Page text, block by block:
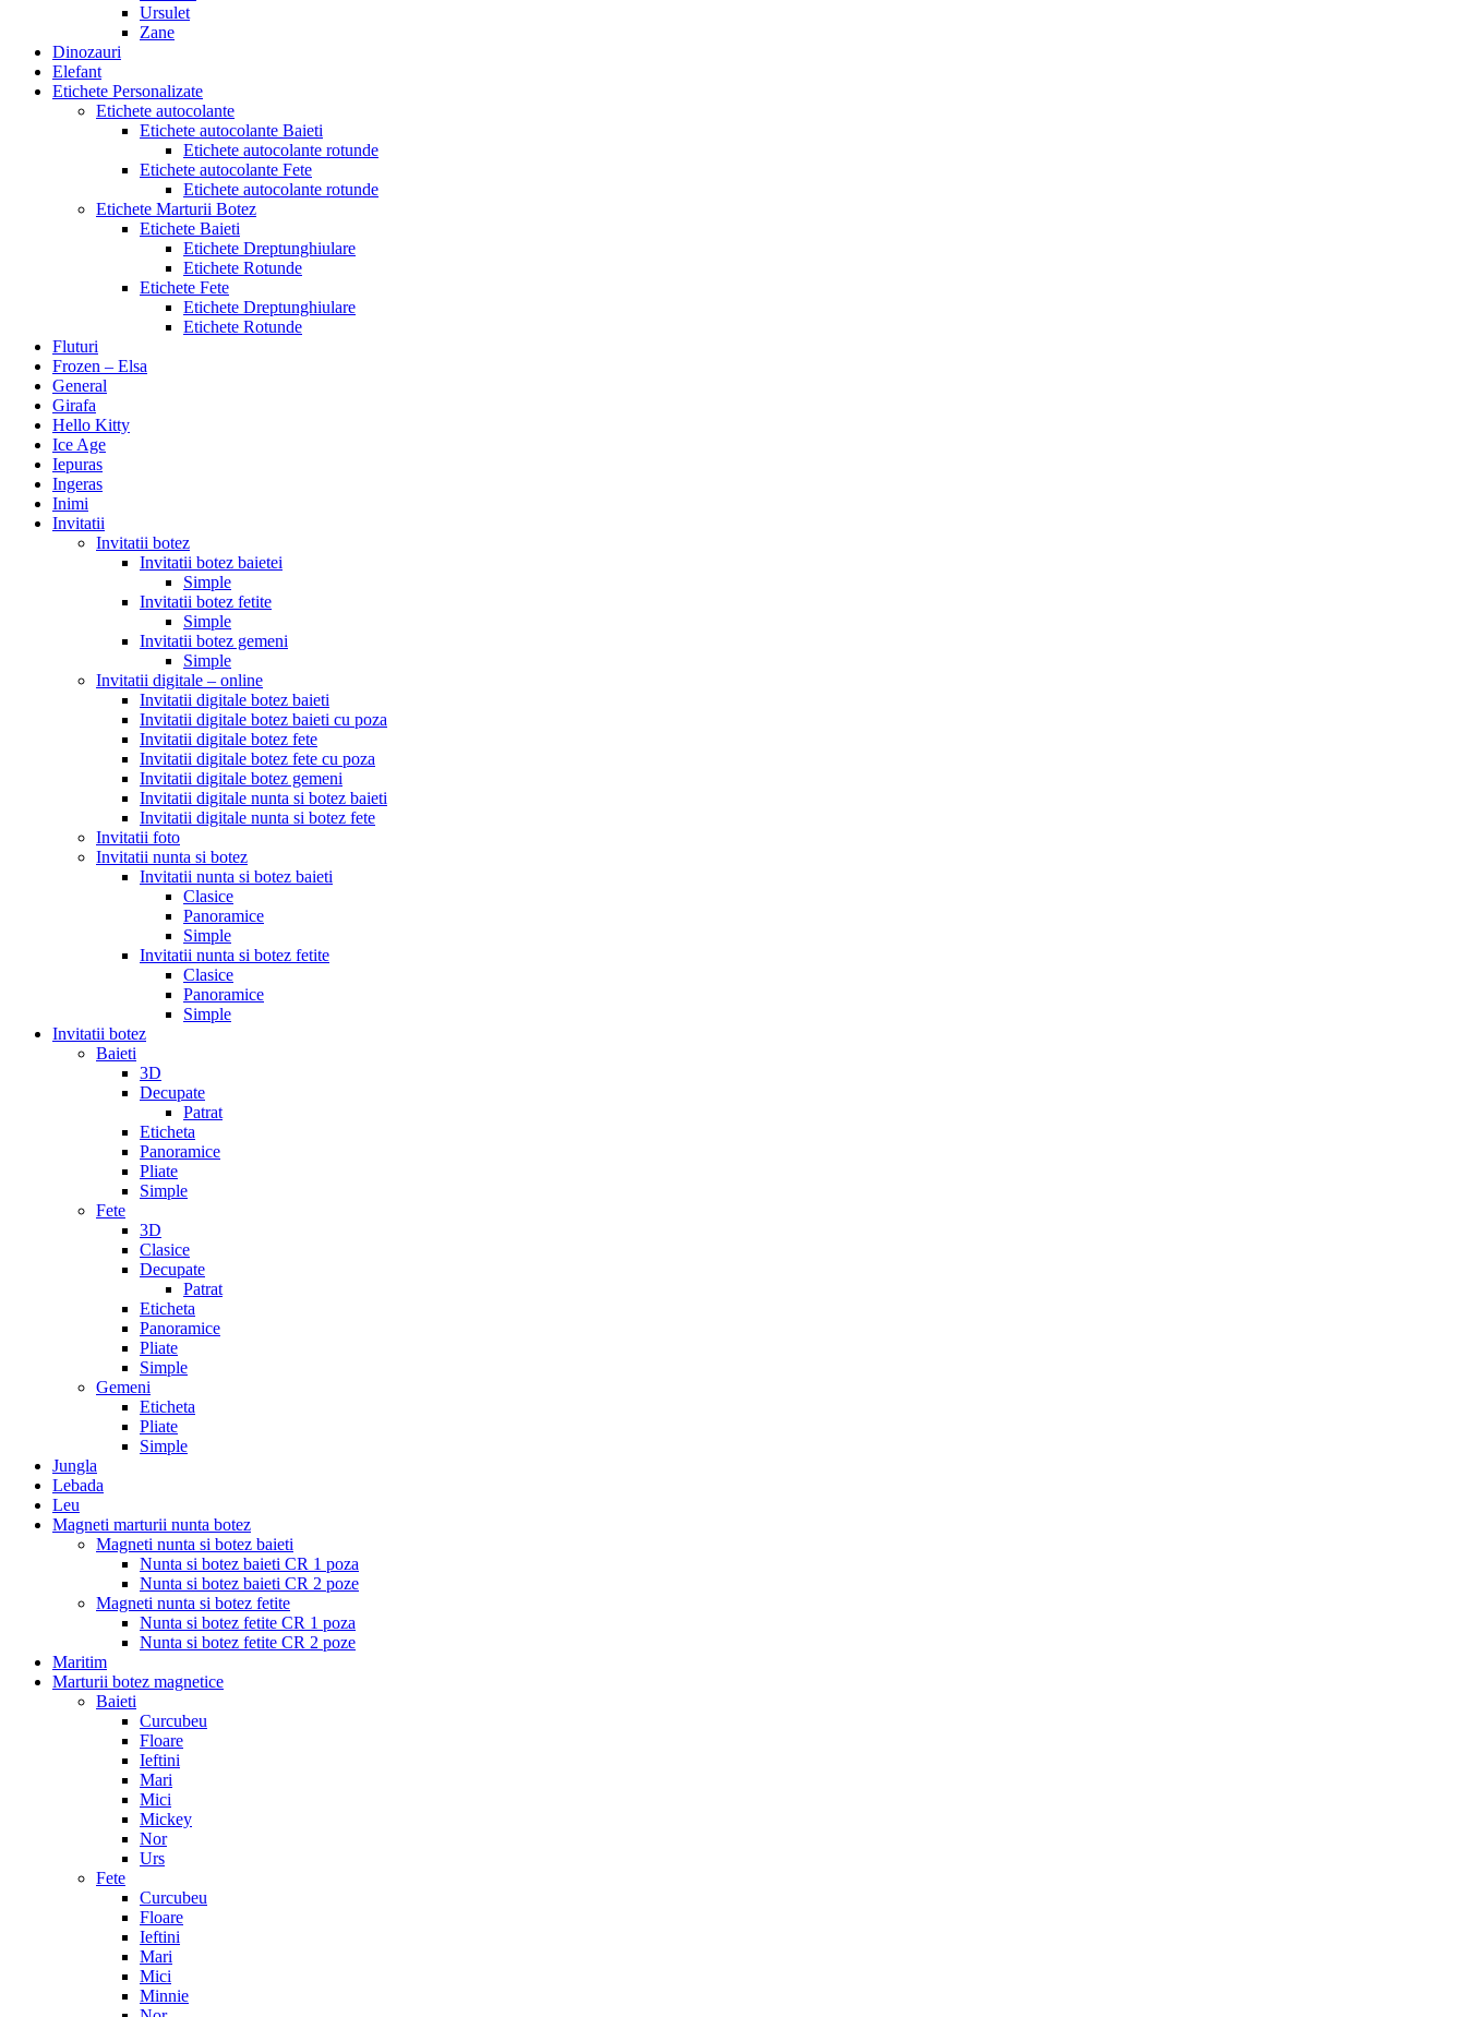
Ursulet
Zane
Dinozauri
Elefant
Etichete Personalizate
Etichete autocolante
Etichete autocolante Baieti
Etichete autocolante rotunde
Etichete autocolante Fete
Etichete autocolante rotunde
Etichete Marturii Botez
Etichete Baieti
Etichete Dreptunghiulare
Etichete Rotunde
Etichete Fete
Etichete Dreptunghiulare
Etichete Rotunde
Fluturi
Frozen – Elsa
General
Girafa
Hello Kitty
Ice Age
Iepuras
Ingeras
Inimi
Invitatii
Invitatii botez
Invitatii botez baietei
Simple
Invitatii botez fetite
Simple
Invitatii botez gemeni
Simple
Invitatii digitale – online
Invitatii digitale botez baieti
Invitatii digitale botez baieti cu poza
Invitatii digitale botez fete
Invitatii digitale botez fete cu poza
Invitatii digitale botez gemeni
Invitatii digitale nunta si botez baieti
Invitatii digitale nunta si botez fete
Invitatii foto
Invitatii nunta si botez
Invitatii nunta si botez baieti
Clasice
Panoramice
Simple
Invitatii nunta si botez fetite
Clasice
Panoramice
Simple
Invitatii botez
Baieti
3D
Decupate
Patrat
Eticheta
Panoramice
Pliate
Simple
Fete
3D
Clasice
Decupate
Patrat
Eticheta
Panoramice
Pliate
Simple
Gemeni
Eticheta
Pliate
Simple
Jungla
Lebada
Leu
Magneti marturii nunta botez
Magneti nunta si botez baieti
Nunta si botez baieti CR 1 poza
Nunta si botez baieti CR 2 poze
Magneti nunta si botez fetite
Nunta si botez fetite CR 1 poza
Nunta si botez fetite CR 2 poze
Maritim
Marturii botez magnetice
Baieti
Curcubeu
Floare
Ieftini
Mari
Mici
Mickey
Nor
Urs
Fete
Curcubeu
Floare
Ieftini
Mari
Mici
Minnie